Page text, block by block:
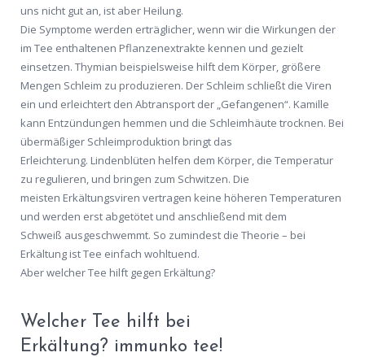
uns nicht gut an, ist aber Heilung.
Die Symptome werden erträglicher, wenn wir die Wirkungen der
im Tee enthaltenen Pflanzenextrakte kennen und gezielt
einsetzen. Thymian beispielsweise hilft dem Körper, größere
Mengen Schleim zu produzieren. Der Schleim schließt die Viren
ein und erleichtert den Abtransport der „Gefangenen“. Kamille
kann Entzündungen hemmen und die Schleimhäute trocknen. Bei
übermäßiger Schleimproduktion bringt das
Erleichterung. Lindenblüten helfen dem Körper, die Temperatur
zu regulieren, und bringen zum Schwitzen. Die
meisten Erkältungsviren vertragen keine höheren Temperaturen
und werden erst abgetötet und anschließend mit dem
Schweiß ausgeschwemmt. So zumindest die Theorie – bei
Erkältung ist Tee einfach wohltuend.
Aber welcher Tee hilft gegen Erkältung?
Welcher Tee hilft bei
Erkältung? immunko tee!